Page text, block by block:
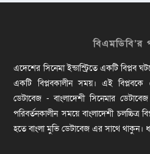
বিএমডিবি’র
এদেশের সিনেমা ইন্ডাস্ট্রিতে একটি বিপ্লব
একটি বিপ্লবকালীন সময়। এই
ডেটাবেজ - বাংলাদেশী সিনেমার
পরিবর্তনকালীন সময়ে বাংলাদেশী চলচ্চিত্র
হতে বাংলা মুভি ডেটাবেজ এর সাথে থাকুন।